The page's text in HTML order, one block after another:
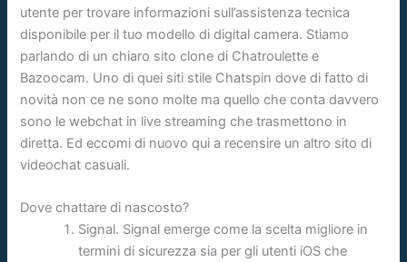
utente per trovare informazioni sull’assistenza tecnica
disponibile per il tuo modello di digital camera. Stiamo
parlando di un chiaro sito clone di Chatroulette e
Bazoocam. Uno di quei siti stile Chatspin dove di fatto di
novità non ce ne sono molte ma quello che conta davvero
sono le webchat in live streaming che trasmettono in
diretta. Ed eccomi di nuovo qui a recensire un altro sito di
videochat casuali.
Dove chattare di nascosto?
Signal. Signal emerge come la scelta migliore in
termini di sicurezza sia per gli utenti iOS che